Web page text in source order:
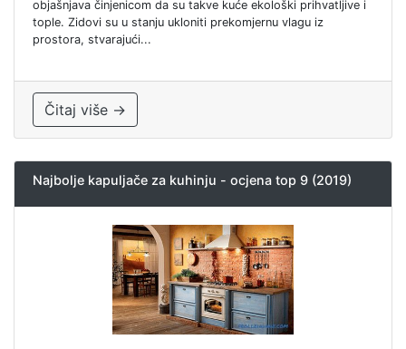
objašnjava činjenicom da su takve kuće ekološki prihvatljive i
tople. Zidovi su u stanju ukloniti prekomjernu vlagu iz
prostora, stvarajući...
Čitaj više →
Najbolje kapuljače za kuhinju - ocjena top 9 (2019)